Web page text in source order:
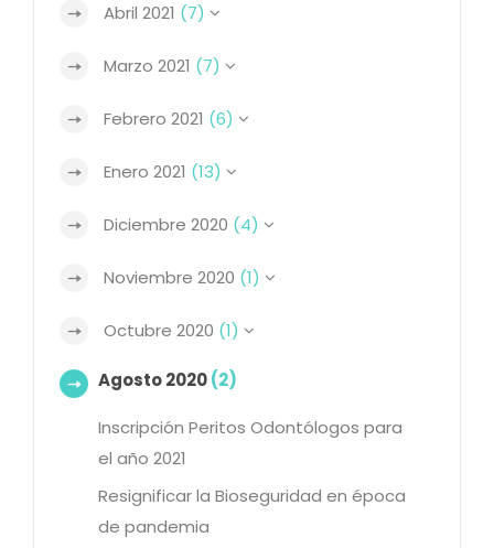
Abril 2021 (7)
Marzo 2021 (7)
Febrero 2021 (6)
Enero 2021 (13)
Diciembre 2020 (4)
Noviembre 2020 (1)
Octubre 2020 (1)
Agosto 2020(2)
Inscripción Peritos Odontólogos para
el año 2021
Resignificar la Bioseguridad en época
de pandemia